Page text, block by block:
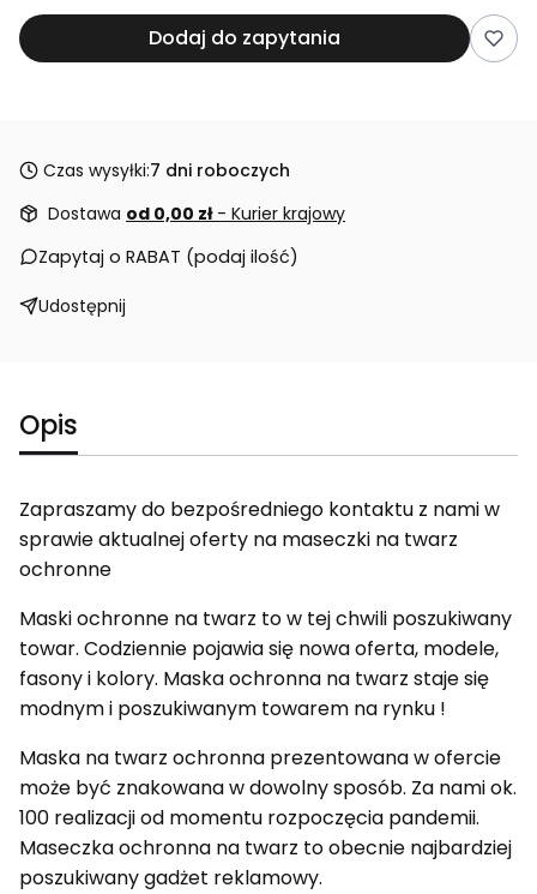
Dodaj do zapytania
Czas wysyłki:7 dni roboczych
Dostawa od 0,00 zł - Kurier krajowy
Zapytaj o RABAT (podaj ilość)
Udostępnij
Opis
Zapraszamy do bezpośredniego kontaktu z nami w
sprawie aktualnej oferty na maseczki na twarz
ochronne
Maski ochronne na twarz to w tej chwili poszukiwany
towar. Codziennie pojawia się nowa oferta, modele,
fasony i kolory. Maska ochronna na twarz staje się
modnym i poszukiwanym towarem na rynku !
Maska na twarz ochronna prezentowana w ofercie
może być znakowana w dowolny sposób. Za nami ok.
100 realizacji od momentu rozpoczęcia pandemii.
Maseczka ochronna na twarz to obecnie najbardziej
poszukiwany gadżet reklamowy.